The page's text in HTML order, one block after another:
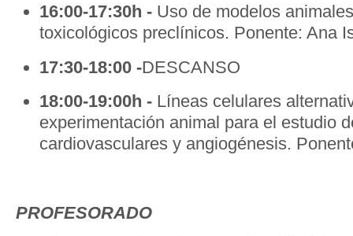
16:00-17:30h - Uso de modelos
toxicológicos preclínicos. Ponente: Ana
17:30-18:00 -DESCANSO
18:00-19:00h - Líneas celulares
experimentación animal para el estudio
cardiovasculares y angiogénesis.
PROFESORADO